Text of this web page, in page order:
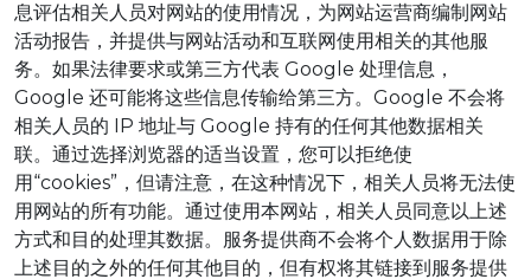
息评估相关人员对网站的使用情况，为网站运营商编制网站
活动报告，并提供与网站活动和互联网使用相关的其他服
务。如果法律要求或第三方代表 Google 处理信息，
Google 还可能将这些信息传输给第三方。Google 不会将
相关人员的 IP 地址与 Google 持有的任何其他数据相关
联。通过选择浏览器的适当设置，您可以拒绝使
用“cookies”，但请注意，在这种情况下，相关人员将无法使
用网站的所有功能。通过使用本网站，相关人员同意以上述
方式和目的处理其数据。服务提供商不会将个人数据用于除
上述目的之外的任何其他目的，但有权将其链接到服务提供